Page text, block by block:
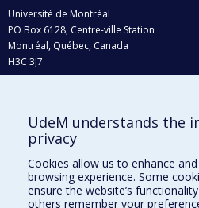
Université de Montréal
PO Box 6128, Centre-ville Station
Montréal, Québec, Canada
H3C 3J7
Who does what?
Find us
Site map
UdeM understands the
privacy
Cookies allow us to enhance
browsing experience. Some
ensure the website’s
others remember your